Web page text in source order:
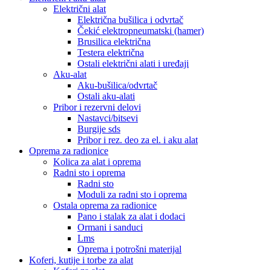
Električni alat
Električna bušilica i odvrtač
Čekić elektropneumatski (hamer)
Brusilica električna
Testera električna
Ostali električni alati i uređaji
Aku-alat
Aku-bušilica/odvrtač
Ostali aku-alati
Pribor i rezervni delovi
Nastavci/bitsevi
Burgije sds
Pribor i rez. deo za el. i aku alat
Oprema za radionice
Kolica za alat i oprema
Radni sto i oprema
Radni sto
Moduli za radni sto i oprema
Ostala oprema za radionice
Pano i stalak za alat i dodaci
Ormani i sanduci
Lms
Oprema i potrošni materijal
Koferi, kutije i torbe za alat